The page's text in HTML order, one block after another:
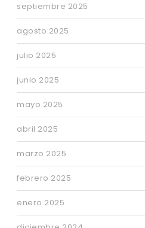
septiembre 2025
agosto 2025
julio 2025
junio 2025
mayo 2025
abril 2025
marzo 2025
febrero 2025
enero 2025